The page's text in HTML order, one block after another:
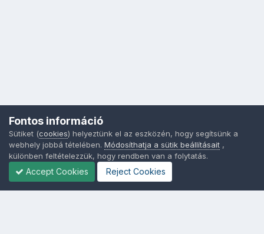
Fontos információ
Sütiket (cookies) helyeztünk el az eszközén, hogy segítsünk a
webhely jobbá tételében. Módosíthatja a sütik beállításait ,
különben feltételezzük, hogy rendben van a folytatás.
Accept Cookies Reject Cookies